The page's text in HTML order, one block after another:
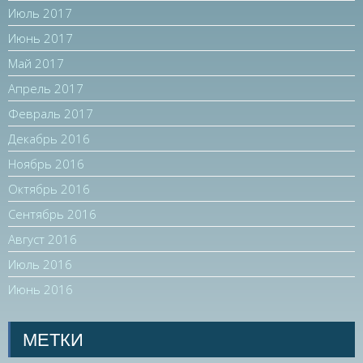
Июль 2017
Июнь 2017
Май 2017
Апрель 2017
Февраль 2017
Декабрь 2016
Ноябрь 2016
Октябрь 2016
Сентябрь 2016
Август 2016
Июль 2016
Июнь 2016
МЕТКИ